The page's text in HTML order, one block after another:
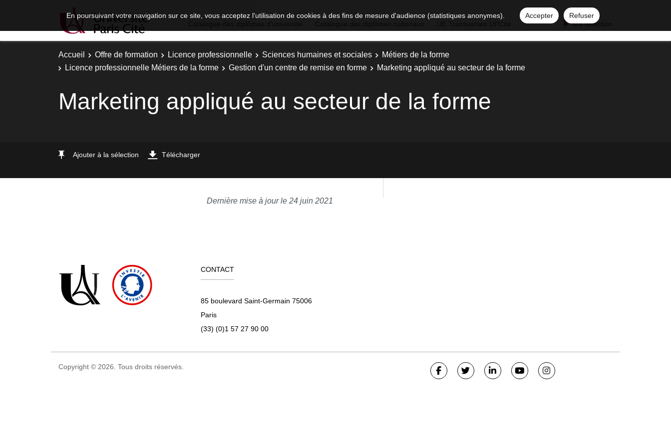
En poursuivant votre navigation sur ce site, vous acceptez l'utilisation de cookies à des fins de mesure d'audience (statistiques anonymes). Accepter
Refuser
Ma sélection
Accueil Offre de formation Licence professionnelle Sciences humaines et sociales
Métiers de la forme
Licence professionnelle Métiers de la forme
Gestion d'un centre de remise en forme Marketing appliqué au secteur de la forme
Marketing appliqué au secteur de la forme
Ajouter à la sélection Télécharger
Dernière mise à jour le 24 juin 2021
CONTACT
85 boulevard Saint-Germain 75006
Paris
(33) (0)1 57 27 90 00
Copyright © 2026. Tous droits réservés.